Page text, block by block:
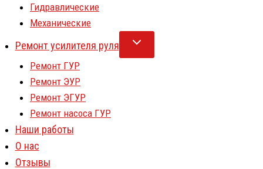
Гидравлические
Механические
Ремонт усилителя руля
Ремонт ГУР
Ремонт ЭУР
Ремонт ЭГУР
Ремонт насоса ГУР
Наши работы
О нас
Отзывы